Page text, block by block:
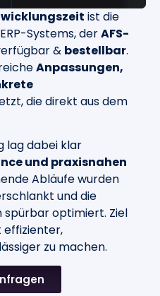
ist die
Systems, derAFS-
& bestellbar.
Anpassungen,
die direkt aus dem
lag dabei klar
und praxisnahen
Abläufe wurden
und die
spürbar optimiert. Ziel
effizienter,
zu machen.